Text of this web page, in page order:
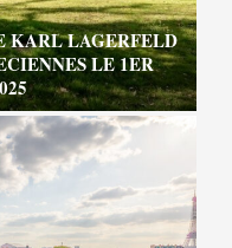
KARL LAGERFELD
LE 1ER